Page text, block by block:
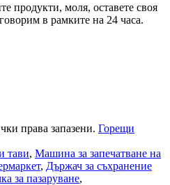
продукти, моля, оставете своя
в рамките на 24 часа.
права запазени. Горещи
тави, Машина за запечатване на
, Държач за съхранение
за пазаруване,